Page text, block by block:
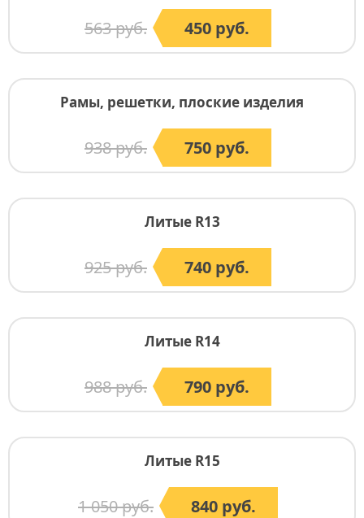
563 руб. 450 руб.
Рамы, решетки, плоские изделия
938 руб. 750 руб.
Литые R13
925 руб. 740 руб.
Литые R14
988 руб. 790 руб.
Литые R15
1 050 руб. 840 руб.